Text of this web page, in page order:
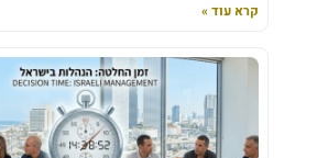
קרא עוד »